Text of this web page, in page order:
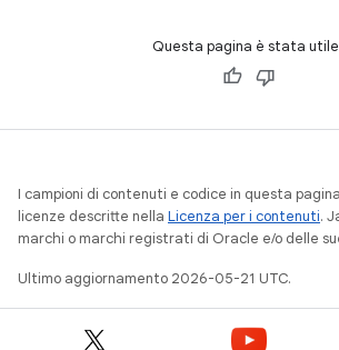
Questa pagina è stata
I campioni di contenuti e codice in questa
licenze descritte nella Licenza per i contenuti.
marchi o marchi registrati di Oracle e/o delle
Ultimo aggiornamento 2026-05-21 UTC.